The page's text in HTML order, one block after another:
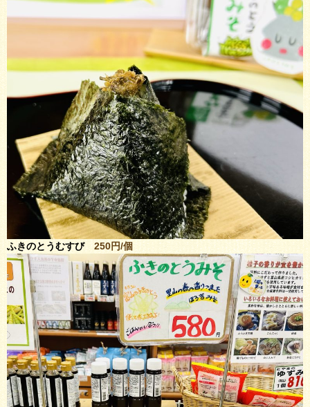
ふきのとうむすび250円/個